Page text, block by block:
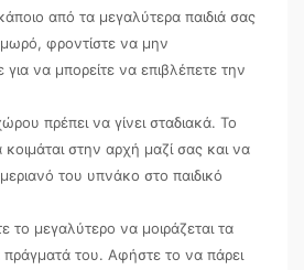
από τα μεγαλύτερα παιδιά σας
μωρό, φροντίστε να μην
για να μπορείτε να επιβλέπετε την
πρέπει να γίνει σταδιακά. Το
στην αρχή μαζί σας και να
του υπνάκο στο παιδικό
το μεγαλύτερο να μοιράζεται τα
πράγματά του. Αφήστε το να πάρει